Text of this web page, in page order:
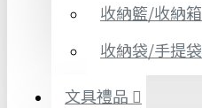
收納籃/收納箱
收納袋/手提袋
文具禮品